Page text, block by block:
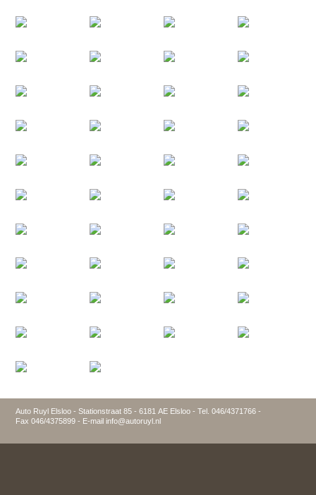
Auto Ruyl Elsloo - Stationstraat 85 - 6181 AE Elsloo - Tel. 046/4371766 -
Fax 046/4375899 - E-mail info@autoruyl.nl